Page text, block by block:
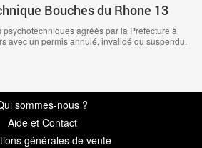
Bouches du Rhone 13
psychotechniques agréés par la Préfecture à
avec un permis annulé, invalidé ou suspendu.
sommes-nous ?
Aide et Contact
générales de vente